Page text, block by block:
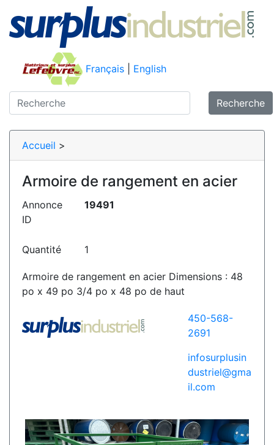
Français English
Recherche
Accueil >
Armoire de rangement en acier
Annonce
ID
19491
Quantité 1
Armoire de rangement en acier Dimensions : 48
po x 49 po 3/4 po x 48 po de haut
450-568-
2691
infosurplusin
dustriel@gma
il.com